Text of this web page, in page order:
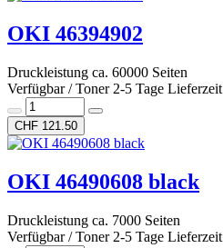
OKI 46394902
Druckleistung ca. 60000 Seiten
Verfügbar / Toner 2-5 Tage Lieferzeit
CHF 121.50
OKI 46490608 black
Druckleistung ca. 7000 Seiten
Verfügbar / Toner 2-5 Tage Lieferzeit